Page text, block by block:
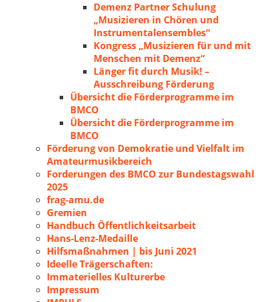
Demenz Partner Schulung
„Musizieren in Chören und
Instrumentalensembles“
Kongress „Musizieren für und mit
Menschen mit Demenz“
Länger fit durch Musik! –
Ausschreibung Förderung
Übersicht die Förderprogramme im
BMCO
Übersicht die Förderprogramme im
BMCO
Förderung von Demokratie und Vielfalt im
Amateurmusikbereich
Forderungen des BMCO zur Bundestagswahl
2025
frag-amu.de
Gremien
Handbuch Öffentlichkeitsarbeit
Hans-Lenz-Medaille
Hilfsmaßnahmen | bis Juni 2021
Ideelle Trägerschaften:
Immaterielles Kulturerbe
Impressum